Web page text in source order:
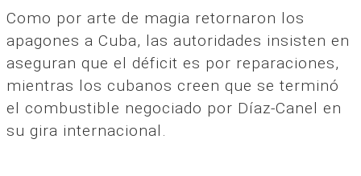
Como por arte de magia retornaron los
apagones a Cuba, las autoridades insisten en
aseguran que el déficit es por reparaciones,
mientras los cubanos creen que se terminó
el combustible negociado por Díaz-Canel en
su gira internacional.